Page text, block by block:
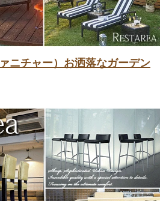
ニチャー）お洒落なガーデン